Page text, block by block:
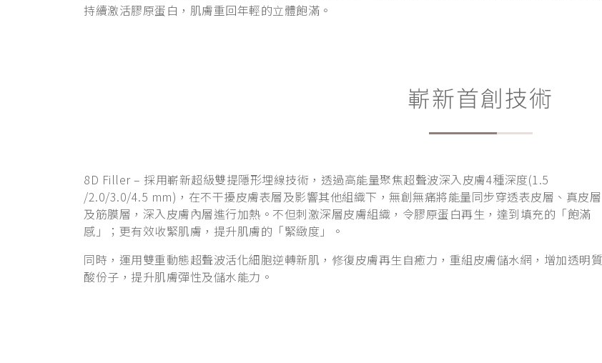
持續激活膠原蛋白，肌膚重回年輕的立體飽滿。
嶄新首創技術
8D Filler – 採用嶄新超級雙提隱形埋線技術，透過高能量聚焦超聲波深入皮膚4種深度(1.5
/2.0/3.0/4.5 mm)，在不干擾皮膚表層及影響其他組織下，無創無痛將能量同步穿透表皮層、真皮層
及筋膜層，深入皮膚內層進行加熱。不但刺激深層皮膚組織，令膠原蛋白再生，達到填充的「飽滿
感」；更有效收緊肌膚，提升肌膚的「緊緻度」。
同時，運用雙重動態超聲波活化細胞逆轉新肌，修復皮膚再生自癒力，重組皮膚儲水網，增加透明質
酸份子，提升肌膚彈性及儲水能力。